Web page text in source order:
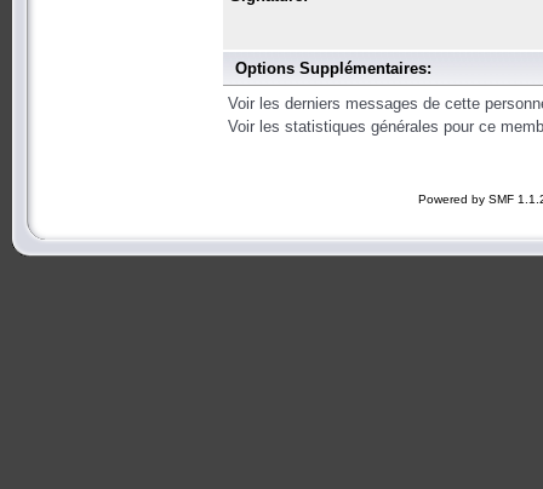
Options Supplémentaires:
Voir les derniers messages de cette
Voir les statistiques générales pour ce
Powered by SMF